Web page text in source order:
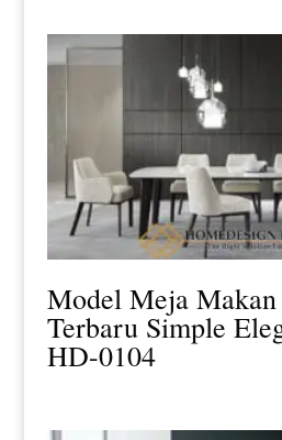
Model Meja
Terbaru Simple
HD-0104